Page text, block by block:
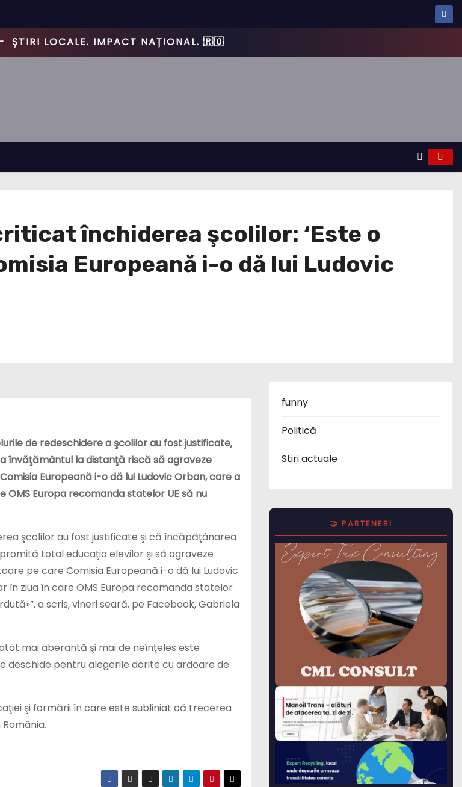
—ȘTIRI PE BUNE! 🔥
închiderea şcolilor: ‘Este o
Europeană i-o dă lui Ludovic
de redeschidere a şcolilor au fost justificate,
învăţământul la distanţă riscă să agraveze
Europeană i-o dă lui Ludovic Orban, care a
Europa recomanda statelor UE să nu
şcolilor au fost justificate şi că încăpăţânarea
total educaţia elevilor şi să agraveze
pe care Comisia Europeană i-o dă lui Ludovic
în ziua în care OMS Europa recomanda statelor
a scris, vineri seară, pe Facebook, Gabriela
mai aberantă şi mai de neînţeles este
deschide pentru alegerile dorite cu ardoare de
şi formării în care este subliniat că trecerea
funny
Politică
Stiri actuale
🤝 PARTENERI